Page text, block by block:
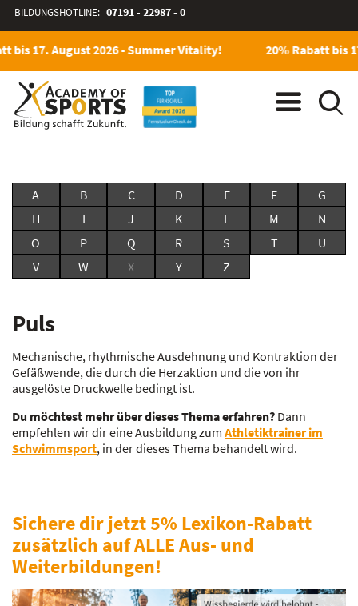
BILDUNGSHOTLINE: 07191 - 22987 - 0
bis 17. August 2026 - Summer Vitality! 20% Rabatt bis
A B C D E F
G
H
I J K L M
N
O
P Q R S T
U
V
W X Y Z
Puls
Mechanische, rhythmische Ausdehnung und Kontraktion der
Gefäßwende, die durch die Herzaktion und die von ihr
ausgelöste Druckwelle bedingt ist.
Du möchtest mehr über dieses Thema erfahren? Dann
empfehlen wir dir eine Ausbildung zum Athletiktrainer im
Schwimmsport, in der dieses Thema behandelt wird.
Sichere dir jetzt 5% Lexikon-Rabatt
zusätzlich auf ALLE Aus- und
Weiterbildungen!